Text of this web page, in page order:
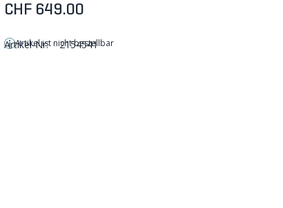
CHF 649.00
Artikel ist nicht bestellbar
Artikel-Nr: 2154541